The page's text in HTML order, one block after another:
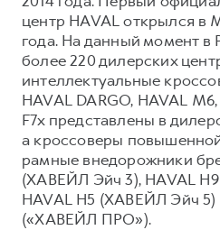
центр HAVAL открылся в
года. На данный момент в
более 220 дилерских
интеллектуальные
HAVAL DARGO, HAVAL
F7x представлены в
а кроссоверы
рамные внедорожники
(ХАВЕЙЛ Эйч 3), HAVAL
HAVAL H5 (ХАВЕЙЛ Эйч 5)
(«ХАВЕЙЛ ПРО»).